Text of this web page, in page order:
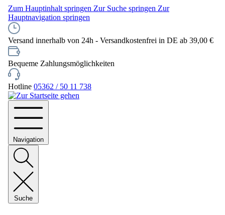
Zum Hauptinhalt springen Zur Suche springen Zur
Hauptnavigation springen
Versand innerhalb von 24h - Versandkostenfrei in DE ab 39,00 €
Bequeme Zahlungsmöglichkeiten
Hotline 05362 / 50 11 738
Navigation
Suche